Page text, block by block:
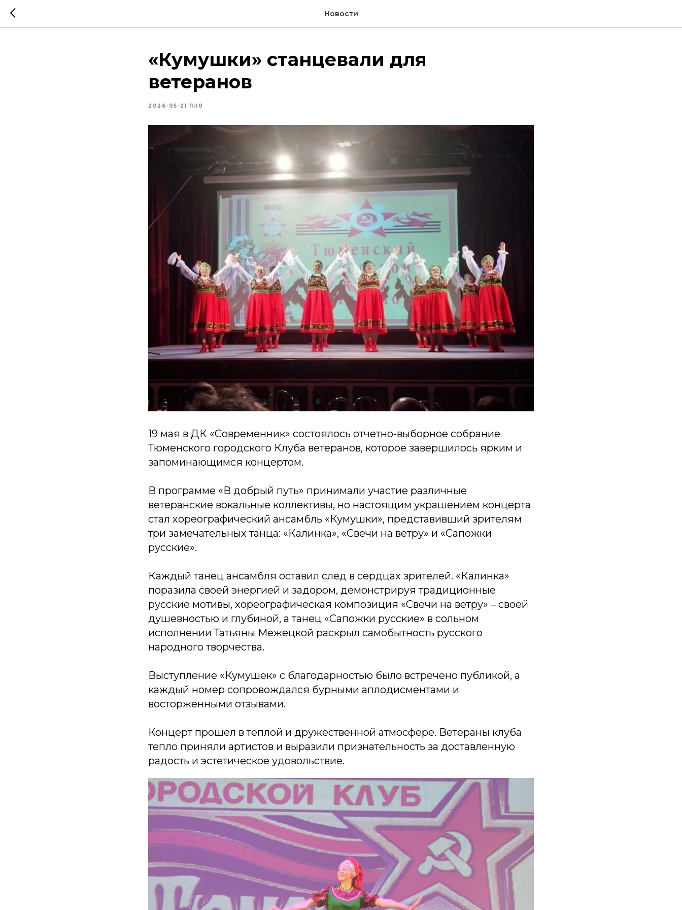
Новости
«Кумушки» станцевали для
ветеранов
2026-05-21 11:10
19 мая в ДК «Современник» состоялось отчетно-выборное собрание
Тюменского городского Клуба ветеранов, которое завершилось ярким и
запоминающимся концертом.
В программе «В добрый путь» принимали участие различные
ветеранские вокальные коллективы, но настоящим украшением концерта
стал хореографический ансамбль «Кумушки», представивший зрителям
три замечательных танца: «Калинка», «Свечи на ветру» и «Сапожки
русские».
Каждый танец ансамбля оставил след в сердцах зрителей. «Калинка»
поразила своей энергией и задором, демонстрируя традиционные
русские мотивы, хореографическая композиция «Свечи на ветру» – своей
душевностью и глубиной, а танец «Сапожки русские» в сольном
исполнении Татьяны Межецкой раскрыл самобытность русского
народного творчества.
Выступление «Кумушек» с благодарностью было встречено публикой, а
каждый номер сопровождался бурными аплодисментами и
восторженными отзывами.
Концерт прошел в теплой и дружественной атмосфере. Ветераны клуба
тепло приняли артистов и выразили признательность за доставленную
радость и эстетическое удовольствие.